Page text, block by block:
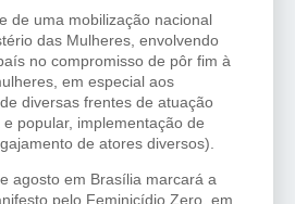
de uma mobilização nacional
das Mulheres, envolvendo
no compromisso de pôr fim à
em especial aos
diversas frentes de atuação
popular, implementação de
de atores diversos).
agosto em Brasília marcará a
pelo Feminicídio Zero, em